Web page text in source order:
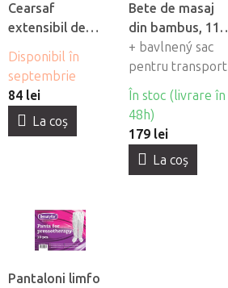
Cearsaf
extensibil de
flanel Fabulo cu
orificiu pentru
fată
Disponibil în
septembrie
84 lei
La coş
Bete de masaj
din bambus, 11
buc
+ bavlnený sac
pentru transport
În stoc (livrare în
48h)
179 lei
La coş
Pantaloni limfo